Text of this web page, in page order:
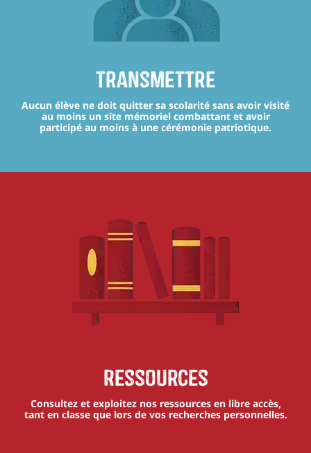
transmettre
Aucun élève ne doit quitter sa scolarité sans avoir visité
au moins un site mémoriel combattant et avoir
participé au moins à une cérémonie patriotique.
Ressources
Consultez et exploitez nos ressources en libre accès,
tant en classe que lors de vos recherches personnelles.